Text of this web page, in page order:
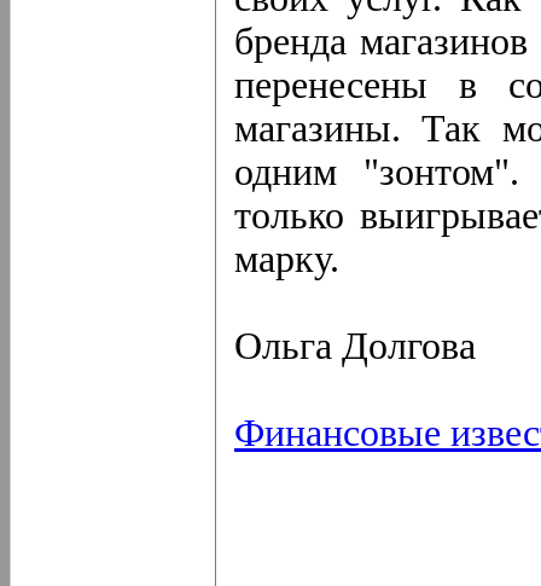
бренда
перенесены в
магазины. Так
одним
только
марку.
Ольга Долгова
Финансовые